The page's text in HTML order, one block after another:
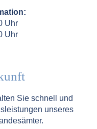
Uhr
Uhr
Sie schnell und
unseres